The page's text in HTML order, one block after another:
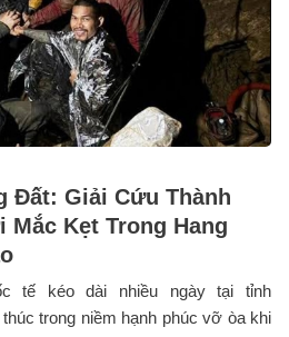
Đất: Giải Cứu Thành
Mắc Kẹt Trong Hang
tế kéo dài nhiều ngày tại tỉnh
trong niềm hạnh phúc vỡ òa khi